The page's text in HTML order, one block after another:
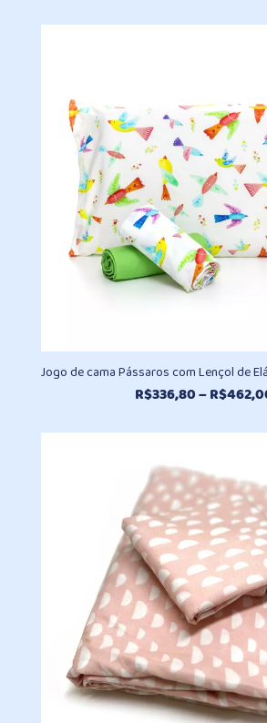
Jogo de cama Pássaros com Lençol de
R$336,80–R$